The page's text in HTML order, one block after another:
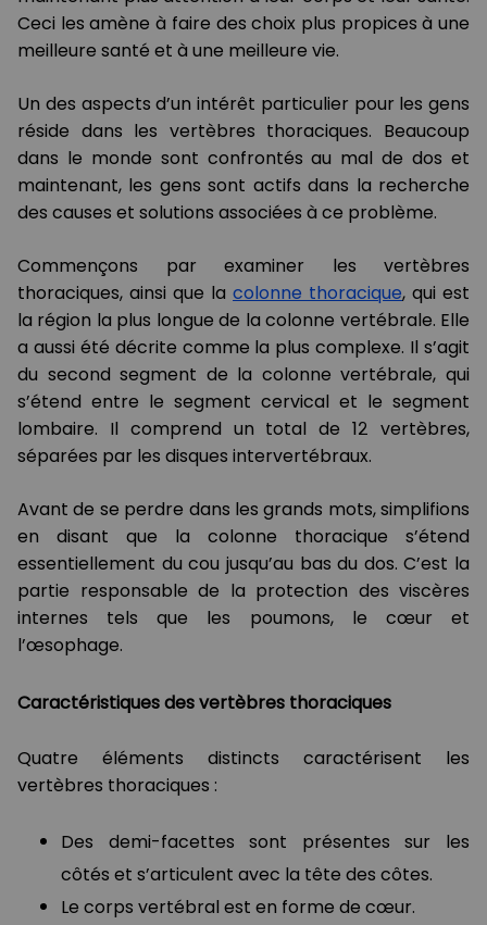
Ceci les amène à faire des choix plus propices à une
meilleure santé et à une meilleure vie.
Un des aspects d’un intérêt particulier pour les gens
réside dans les vertèbres thoraciques. Beaucoup
dans le monde sont confrontés au mal de dos et
maintenant, les gens sont actifs dans la recherche
des causes et solutions associées à ce problème.
Commençons par examiner les vertèbres
thoraciques, ainsi que la colonne thoracique, qui est
la région la plus longue de la colonne vertébrale. Elle
a aussi été décrite comme la plus complexe. Il s’agit
du second segment de la colonne vertébrale, qui
s’étend entre le segment cervical et le segment
lombaire. Il comprend un total de 12 vertèbres,
séparées par les disques intervertébraux.
Avant de se perdre dans les grands mots, simplifions
en disant que la colonne thoracique s’étend
essentiellement du cou jusqu’au bas du dos. C’est la
partie responsable de la protection des viscères
internes tels que les poumons, le cœur et
l’œsophage.
Caractéristiques des vertèbres thoraciques
Quatre éléments distincts caractérisent les
vertèbres thoraciques :
Des demi-facettes sont présentes sur les
côtés et s’articulent avec la tête des côtes.
Le corps vertébral est en forme de cœur.